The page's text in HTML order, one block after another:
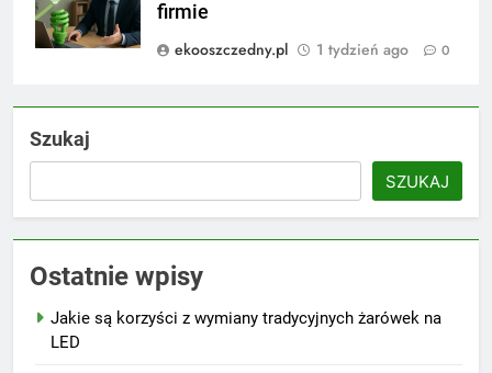
firmie
ekooszczedny.pl
1 tydzień ago 0
Szukaj
SZUKAJ
Ostatnie wpisy
Jakie są korzyści z wymiany tradycyjnych żarówek na
LED